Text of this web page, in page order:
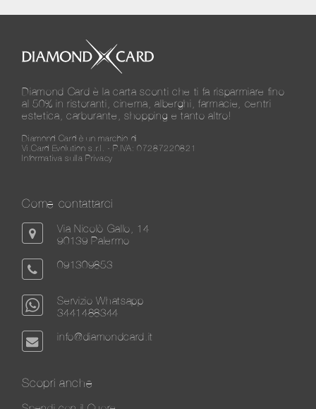
Diamond Card è la carta sconti che ti fa risparmiare fino
al 50% in ristoranti, cinema, alberghi, farmacie, centri
estetica, carburante, shopping e tanto altro!
Diamond Card è un marchio di
Vi.Card Evolution s.r.l. - P.IVA: 07287220821
Informativa sulla Privacy
Come contattarci
Via Nicolò Gallo, 14
90139 Palermo
091309853
Servizio Whatsapp
3441488344
info@diamondcard.it
Scopri anche